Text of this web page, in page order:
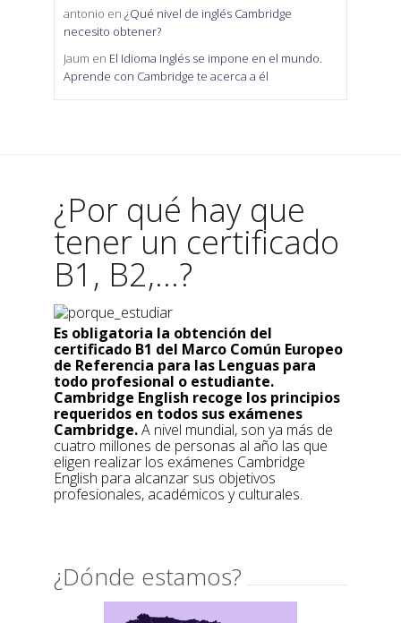
antonio en ¿Qué nivel de inglés Cambridge
necesito obtener?
Jaum en El Idioma Inglés se impone en el mundo.
Aprende con Cambridge te acerca a él
¿Por qué hay que
tener un certificado
B1, B2,...?
Es obligatoria la obtención del
certificado B1 del Marco Común Europeo
de Referencia para las Lenguas para
todo profesional o estudiante.
Cambridge English recoge los principios
requeridos en todos sus exámenes
Cambridge.A nivel mundial, son ya más de
cuatro millones de personas al año las que
eligen realizar los exámenes Cambridge
English para alcanzar sus objetivos
profesionales, académicos y culturales.
¿Dónde estamos?